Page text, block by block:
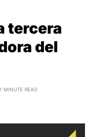
tercera
del
1 MINUTE READ